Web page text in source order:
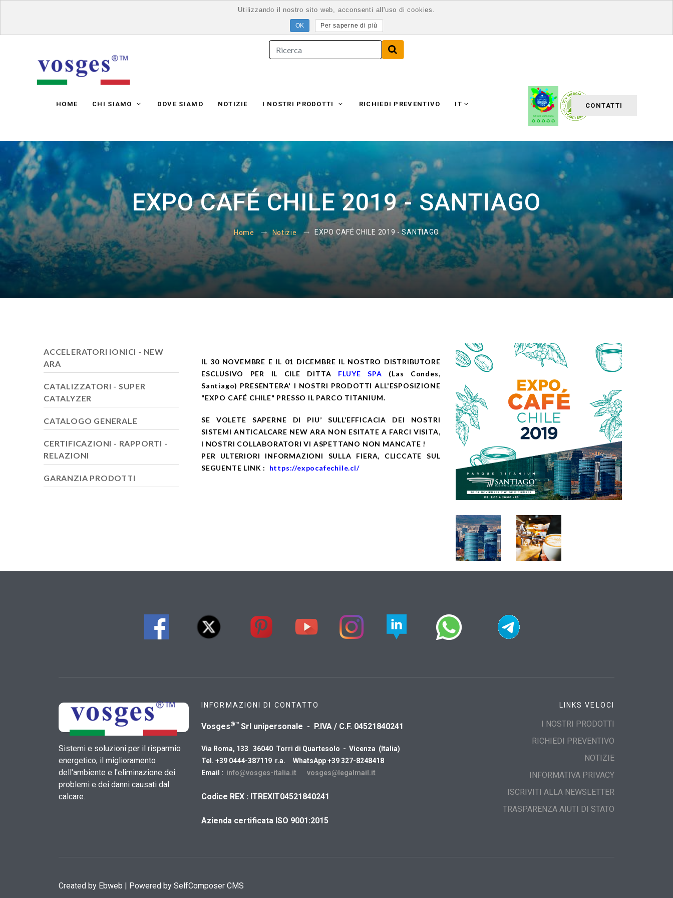
CONTATTI
HOME CHI SIAMO DOVE SIAMO NOTIZIE I NOSTRI PRODOTTI RICHIEDI PREVENTIVO IT
EXPO CAFÉ ​CHILE 2019 - SANTIAGO
Home Notizie EXPO CAFÉ ​CHILE 2019 - SANTIAGO
IL 30 NOVEMBRE E IL 01 DICEMBRE IL NOSTRO DISTRIBUTORE
ESCLUSIVO PER IL CILE DITTA
FLUYE SPA (Las Condes,
Santiago) PRESENTERA' I NOSTRI PRODOTTI ALL'ESPOSIZIONE
"EXPO CAFÉ ​CHILE" PRESSO IL PARCO TITANIUM.
SE VOLETE SAPERNE DI PIU’ SULL’EFFICACIA DEI NOSTRI
SISTEMI ANTICALCARE NEW ARA NON ESITATE A FARCI VISITA,
I NOSTRI COLLABORATORI VI ASPETTANO NON MANCATE !
PER ULTERIORI INFORMAZIONI SULLA FIERA, CLICCATE SUL
SEGUENTE LINK : https://expocafechile.cl/
ACCELERATORI IONICI - NEW
ARA
CATALIZZATORI - SUPER
CATALYZER
CATALOGO GENERALE
CERTIFICAZIONI - RAPPORTI -
RELAZIONI
GARANZIA PRODOTTI
Sistemi e soluzioni per il risparmio
energetico, il miglioramento
dell'ambiente e l'eliminazione dei
problemi e dei danni causati dal
calcare.
INFORMAZIONI DI CONTATTO
Vosges®™ Srl unipersonale - P.IVA / C.F. 04521840241
Via Roma, 133 36040 Torri di Quartesolo - Vicenza (Italia)
Tel. +39 0444-387119 r.a. WhatsApp +39 327-8248418
Email : info@vosges-italia.it vosges@legalmail.it
​Codice REX : ITREXIT04521840241
Azienda certificata ISO 9001:2015
LINKS VELOCI
I NOSTRI PRODOTTI
RICHIEDI PREVENTIVO
NOTIZIE
INFORMATIVA PRIVACY
ISCRIVITI ALLA NEWSLETTER
TRASPARENZA AIUTI DI STATO
Created by Ebweb | Powered by SelfComposer CMS
Utilizzando il nostro sito web, acconsenti all'uso di cookies.
Per saperne di più